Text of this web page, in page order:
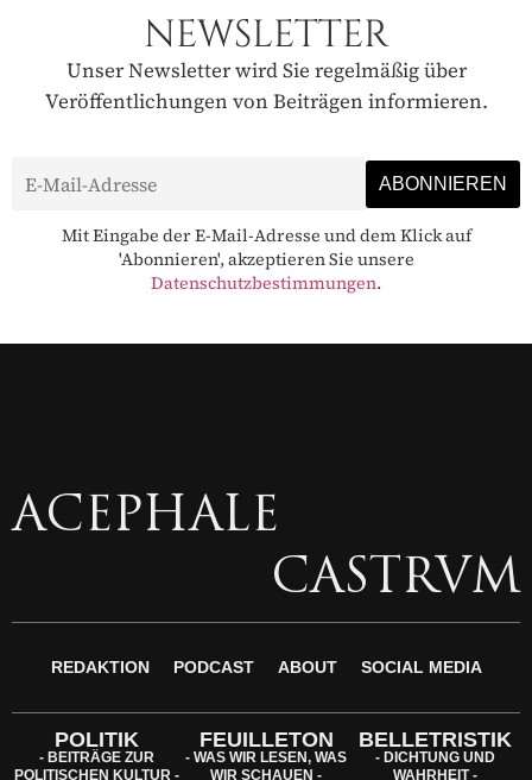
NEWSLETTER
Unser Newsletter wird Sie regelmäßig über
Veröffentlichungen von Beiträgen informieren.
Mit Eingabe der E-Mail-Adresse und dem Klick auf
'Abonnieren', akzeptieren Sie unsere
Datenschutzbestimmungen.
ACEPHALE
CASTRVM
REDAKTION PODCAST ABOUT SOCIAL MEDIA
POLITIK
- BEITRÄGE ZUR
POLITISCHEN KULTUR
FEUILLETON
- WAS WIR LESEN, WAS
WIR SCHAUEN -
BELLETRISTIK
- DICHTUNG UND
WAHRHEIT -
JETZT ABONNIEREN